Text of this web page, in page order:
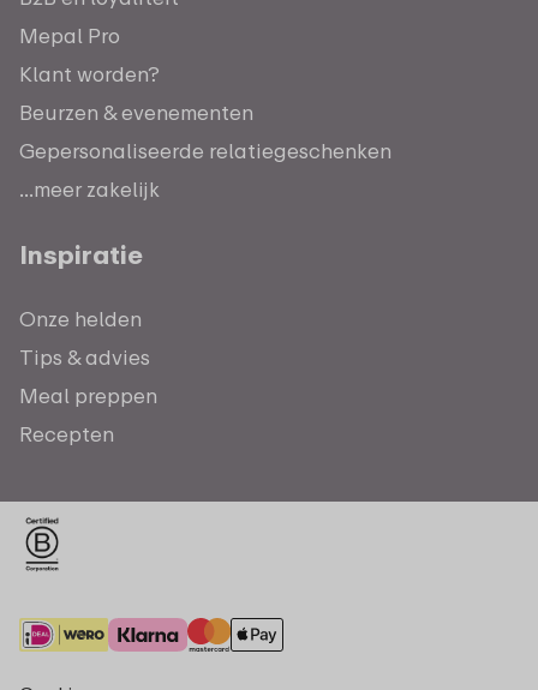
Mepal Pro
Klant worden?
Beurzen & evenementen
Gepersonaliseerde relatiegeschenken
...meer zakelijk
Inspiratie
Onze helden
Tips & advies
Meal preppen
Recepten